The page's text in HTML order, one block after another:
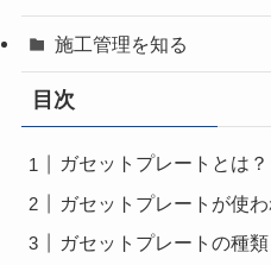
施工管理を知る
目次
ガセットプレートとは？
ガセットプレートが使
ガセットプレートの種類